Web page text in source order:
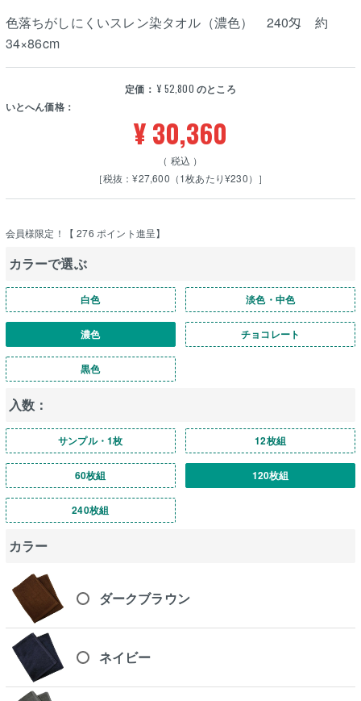
色落ちがしにくいスレン染タオル（濃色） 240匁 約
34×86cm
定価： ¥ 52,800 のところ
いとへん価格：
¥30,360
税込
［税抜：¥27,600（1枚あたり¥230）］
会員様限定！【 276 ポイント進呈】
カラーで選ぶ
白色 淡色・中色
濃色 チョコレート
黒色
入数：
サンプル・1枚 12枚組
60枚組 120枚組
240枚組
カラー
ダークブラウン
ネイビー